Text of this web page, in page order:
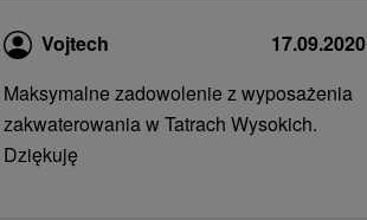
Vojtech
17.09.2020
Maksymalne zadowolenie z wyposażenia
zakwaterowania w Tatrach Wysokich.
Dziękuję